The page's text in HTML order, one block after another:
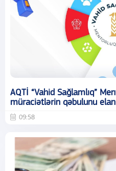
AQTİ “Vahid Sağlamlıq”
müraciətlərin qəbulunu
09:58